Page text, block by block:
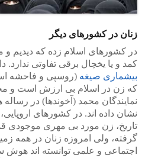
زنان در کشورهای دیگر
در کشورهای اسلام زده که دیدیم و
کمد و یا یخچال برقی تفاوتی ندارد.
بیشماری صیغه (روسپی و فاحشه
که زن در اسلام بی ارزش است و
نمایندگان محمد (آخوندها) در
نشان داده اند. در کشورهای
تاریخ، زن مورد بی مهری موجودی
گرفته، ولی امروزه زنان در همه
اجتماعی و علمی توانسته اند هوش